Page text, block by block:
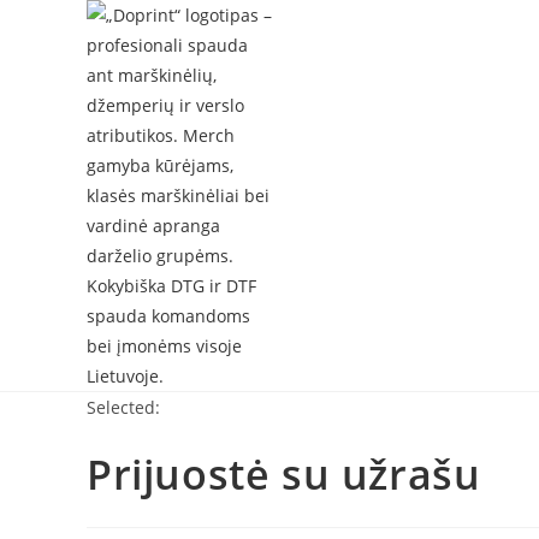
Selected:
Prijuostė su užrašu